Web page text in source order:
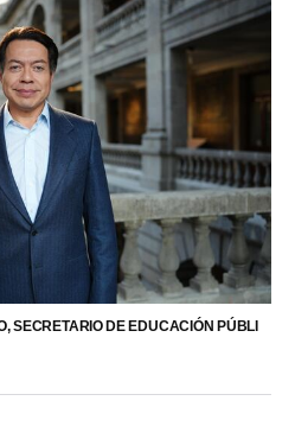
SECRETARIO DE EDUCACIÓN PÚBLI